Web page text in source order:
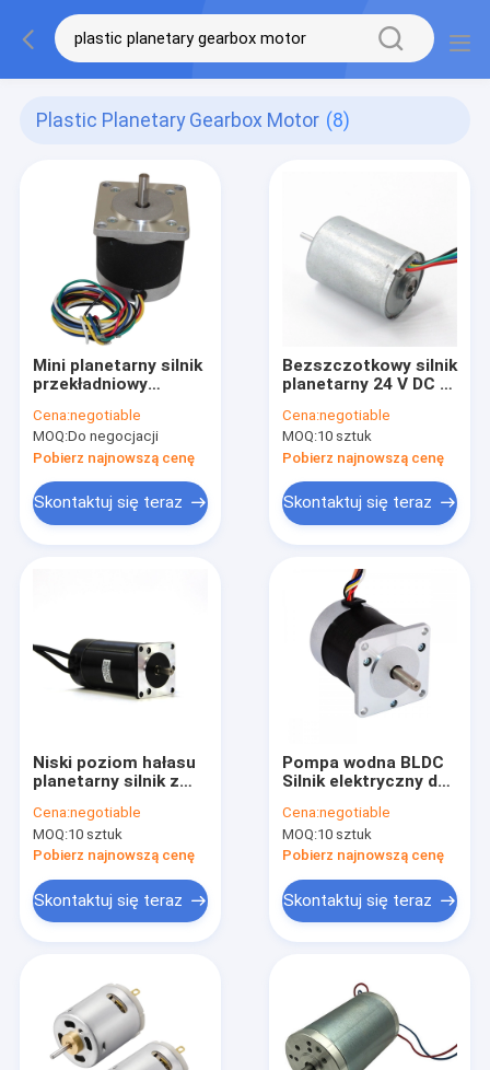
Plastic Planetary Gearbox Motor (8)
Mini planetarny silnik
przekładniowy
krokowy 10 mm
Cena:negotiable
MOQ:Do negocjacji
Pobierz najnowszą cenę
Skontaktuj się teraz
Bezszczotkowy silnik
planetarny 24 V DC o
obrotowym,
wodoodporny 10 W
Cena:negotiable
MOQ:10 sztuk
Pobierz najnowszą cenę
Skontaktuj się teraz
Niski poziom hałasu
planetarny silnik z
o dużej prędkości i
wysokim momencie
obrotowym 200 W
Cena:negotiable
MOQ:10 sztuk
Pobierz najnowszą cenę
Skontaktuj się teraz
Pompa wodna BLDC
Silnik elektryczny do
bezszczotkowy silnik
wentylatora
Cena:negotiable
MOQ:10 sztuk
Pobierz najnowszą cenę
Skontaktuj się teraz